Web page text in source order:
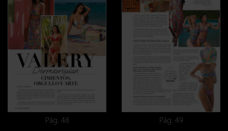
Pág. 48 Pág. 49